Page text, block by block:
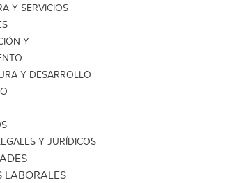
Y SERVICIOS
Y
Y DESARROLLO
Y JURÍDICOS
LABORALES